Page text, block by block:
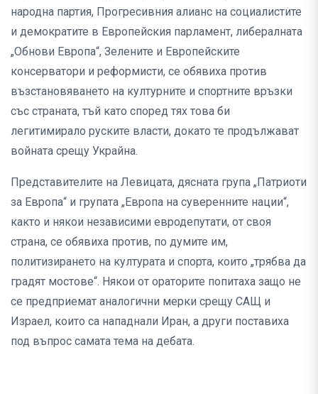
народна партия, Прогресивния алианс на социалистите
и демократите в Европейския парламент, либералната
„Обнови Европа“, Зелените и Европейските
консерватори и реформисти, се обявиха против
възстановяването на културните и спортните връзки
със страната, тъй като според тях това би
легитимирало руските власти, докато те продължават
войната срещу Украйна.
Представителите на Левицата, дясната група „Патриоти
за Европа“ и групата „Европа на суверенните нации“,
както и някои независими евродепутати, от своя
страна, се обявиха против, по думите им,
политизирането на културата и спорта, които „трябва да
градят мостове“. Някои от ораторите попитаха защо не
се предприемат аналогични мерки срещу САЩ и
Израел, които са нападнали Иран, а други поставиха
под въпрос самата тема на дебата.